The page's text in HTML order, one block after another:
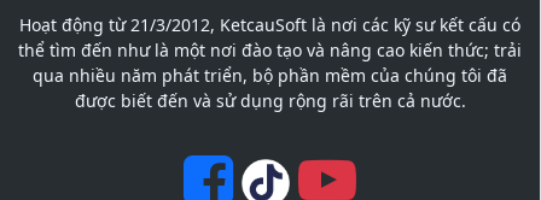
Hoạt động từ 21/3/2012, KetcauSoft là nơi các kỹ sư kết cấu có
thể tìm đến như là một nơi đào tạo và nâng cao kiến thức; trải
qua nhiều năm phát triển, bộ phần mềm của chúng tôi đã
được biết đến và sử dụng rộng rãi trên cả nước.